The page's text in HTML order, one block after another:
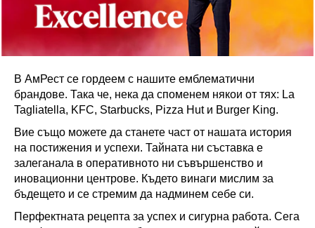
В АмРест се гордеем с нашите емблематични
брандове. Така че, нека да споменем някои от тях: La
Tagliatella, KFC, Starbucks, Pizza Hut и Burger King.
Вие също можете да станете част от нашата история
на постижения и успехи. Тайната ни съставка е
залеганала в оперативното ни съвършенство и
иновационни центрове. Където винаги мислим за
бъдещето и се стремим да надминем себе си.
Перфектната рецепта за успех и сигурна работа. Сега